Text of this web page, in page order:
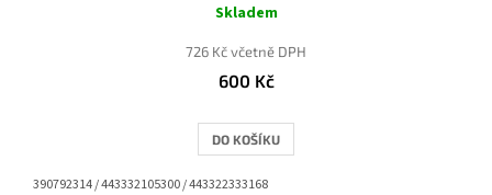
Skladem
726 Kč včetně DPH
600 Kč
DO KOŠÍKU
390792314 / 443332105300 / 443322333168